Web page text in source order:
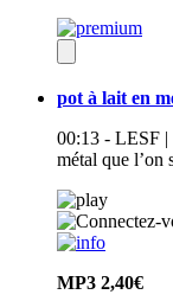
pot à lait en
00:13 - LESF |
métal que l’on
MP3 2,40€